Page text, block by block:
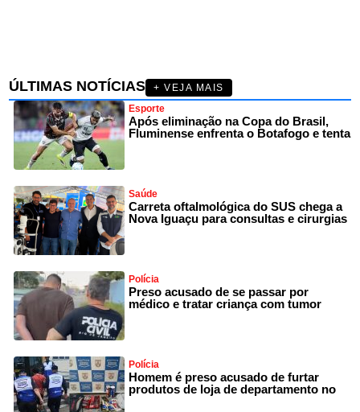
ÚLTIMAS NOTÍCIAS
+ VEJA MAIS
Esporte
Após eliminação na Copa do Brasil,
Fluminense enfrenta o Botafogo e tenta
Saúde
Carreta oftalmológica do SUS chega a
Nova Iguaçu para consultas e cirurgias
Polícia
Preso acusado de se passar por
médico e tratar criança com tumor
Polícia
Homem é preso acusado de furtar
produtos de loja de departamento no